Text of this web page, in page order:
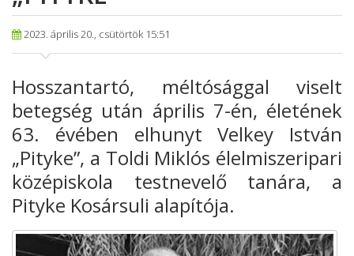
2023. április 20., csütörtök 15:51
Hosszantartó, méltósággal viselt
betegség után április 7-én, életének
63. évében elhunyt Velkey István
„Pityke”, a Toldi Miklós élelmiszeripari
középiskola testnevelő tanára, a
Pityke Kosársuli alapítója.